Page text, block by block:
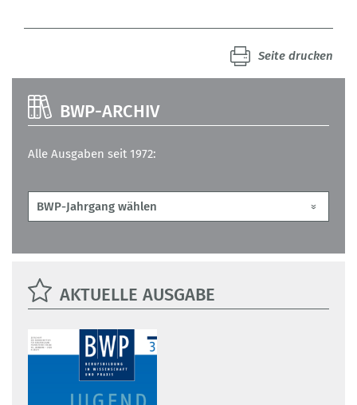
Seite drucken
BWP-ARCHIV
Alle Ausgaben seit 1972:
AKTUELLE AUSGABE